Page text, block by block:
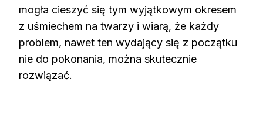
mogła cieszyć się tym wyjątkowym okresem
z uśmiechem na twarzy i wiarą, że każdy
problem, nawet ten wydający się z początku
nie do pokonania, można skutecznie
rozwiązać.